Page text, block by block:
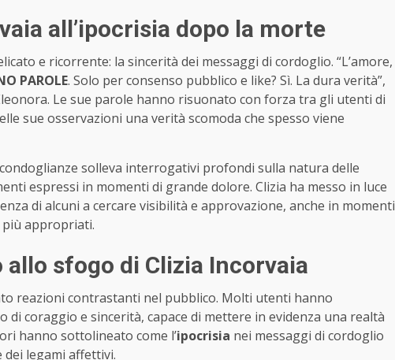
all’ipocrisia dopo la morte
e ricorrente: la sincerità dei messaggi di cordoglio. “L’amore,
PAROLE. Solo per consenso pubblico e like? Sì. La dura verità”,
Le sue parole hanno risuonato con forza tra gli utenti di
sue osservazioni una verità scomoda che spesso viene
solleva interrogativi profondi sulla natura delle
espressi in momenti di grande dolore. Clizia ha messo in luce
di alcuni a cercare visibilità e approvazione, anche in momenti
appropriati.
sfogo di Clizia Incorvaia
reazioni contrastanti nel pubblico. Molti utenti hanno
coraggio e sincerità, capace di mettere in evidenza una realtà
hanno sottolineato come l’ipocrisia nei messaggi di cordoglio
legami affettivi.